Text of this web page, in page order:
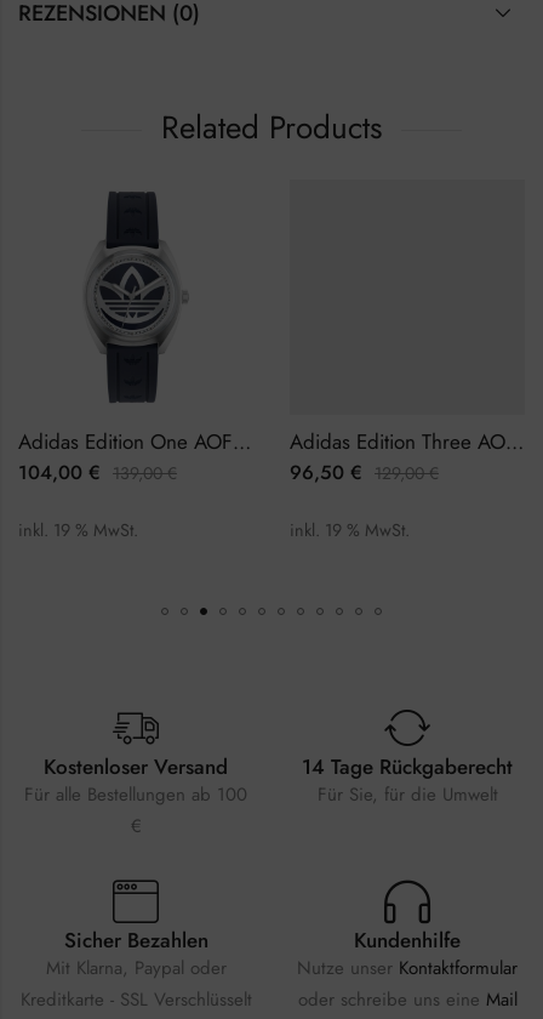
REZENSIONEN (0)
Related Products
Adidas Edition One AOFH23014 Herrenuhr
104,00 € 139,00€
inkl. 19 % MwSt.
Adidas Edition Three AOFH22508 Damenuhr
96,50 € 129,00€
inkl. 19 % MwSt.
Kostenloser Versand
Für alle Bestellungen ab 100
€
14 Tage Rückgaberecht
Für Sie, für die Umwelt
Sicher Bezahlen
Mit Klarna, Paypal oder
Kreditkarte - SSL Verschlüsselt
Kundenhilfe
Nutze unser Kontaktformular
oder schreibe uns eine Mail